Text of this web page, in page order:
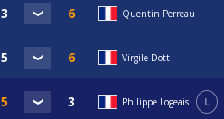
Quentin Perreau
Virgile Dott
Philippe Logeais L